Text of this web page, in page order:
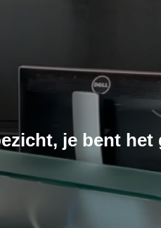
je bent het